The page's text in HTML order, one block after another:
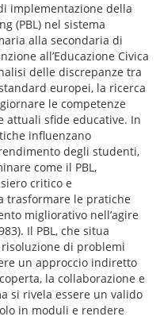
implementazione della
(PBL) nel sistema
alla secondaria di
all’Educazione Civica
delle discrepanze tra
europei, la ricerca
le competenze
attuali sfide educative. In
influenzano
degli studenti,
come il PBL,
critico e
trasformare le pratiche
migliorativo nell’agire
Il PBL, che situa
di problemi
un approccio indiretto
la collaborazione e
si rivela essere un valido
in moduli e rendere